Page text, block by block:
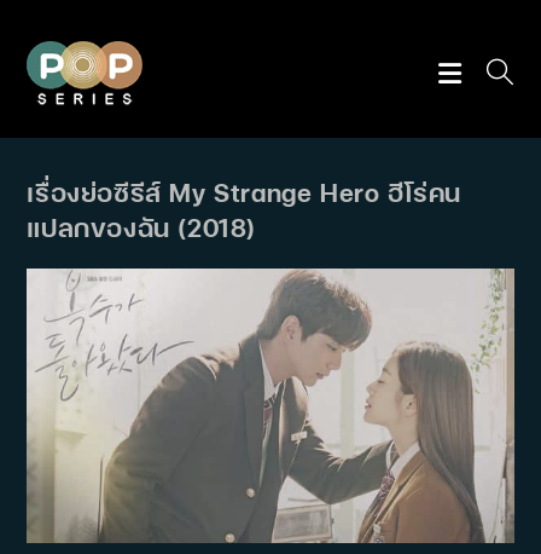
content
เรื่องย่อซีรีส์ My Strange Hero ฮีโร่คน
แปลกของฉัน (2018)